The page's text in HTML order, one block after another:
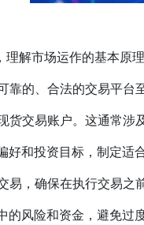
解市场运作的基本原
靠的、合法的交易平台
交易账户。这通常涉
和投资目标，制定适
，确保在执行交易之
风险和资金，避免过